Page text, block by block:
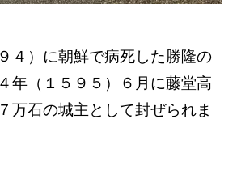
４）に朝鮮で病死した勝隆の
年（１５９５）６月に藤堂高
万石の城主として封ぜられま